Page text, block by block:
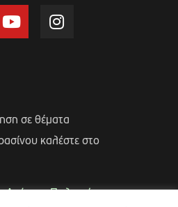
σε θέματα
καλέστε στο